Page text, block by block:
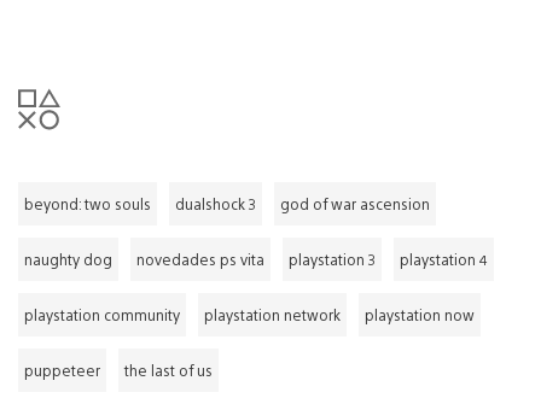
beyond: two souls dualshock 3 god of war ascension
naughty dog novedades ps vita playstation 3 playstation 4
playstation community playstation network playstation now
puppeteer the last of us